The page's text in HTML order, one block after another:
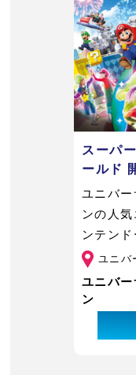
スーパ
ールド
ユニバ
ンの人
ンテンド
2021年3
で開業5
一緒に心
周年を
ユニバ
ユニバ
ン